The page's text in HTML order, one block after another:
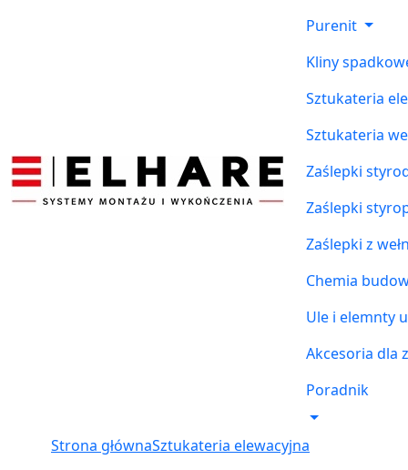
Purenit
Kliny
Sztukateria
Sztukateria
Zaślepki
Zaślepki
Zaślepki z
Chemia
Ule i elemnty
Akcesoria dla
Poradnik
Strona głównaSztukateria elewacyjna